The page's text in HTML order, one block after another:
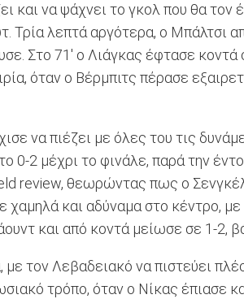
και να ψάχνει το γκολ που θα
Τρία λεπτά αργότερα, ο Μπάλτσι
Στο 71' ο Λιάγκας έφτασε
όταν ο Βέρμπιτς πέρασε
να πιέζει με όλες του τις
0-2 μέχρι το φινάλε, παρά την
review, θεωρώντας πως ο
και αδύναμα στο κέντρο,
και από κοντά μείωσε σε 1-2,
τον Λεβαδειακό να πιστεύει
τρόπο, όταν ο Νίκας έπιασε